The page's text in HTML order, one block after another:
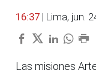
16:37 | Lima, jun.
Las misiones